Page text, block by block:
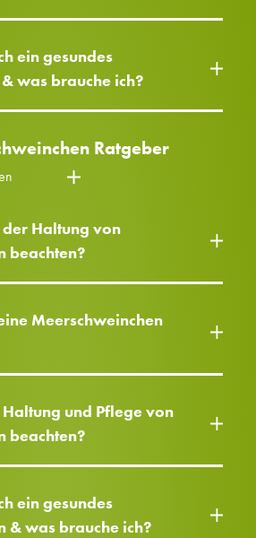
ein gesundes
was brauche ich?
Ratgeber
der Haltung von
beachten?
Meerschweinchen
und Pflege von
beachten?
ein gesundes
& was brauche ich?